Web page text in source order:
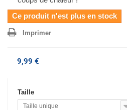
Ce produit n'est plus en stock
Imprimer
9,99 €
Taille
Taille unique